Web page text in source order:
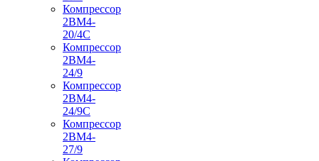
Компрессор
2ВМ4-
20/4С
Компрессор
2ВМ4-
24/9
Компрессор
2ВМ4-
24/9С
Компрессор
2ВМ4-
27/9